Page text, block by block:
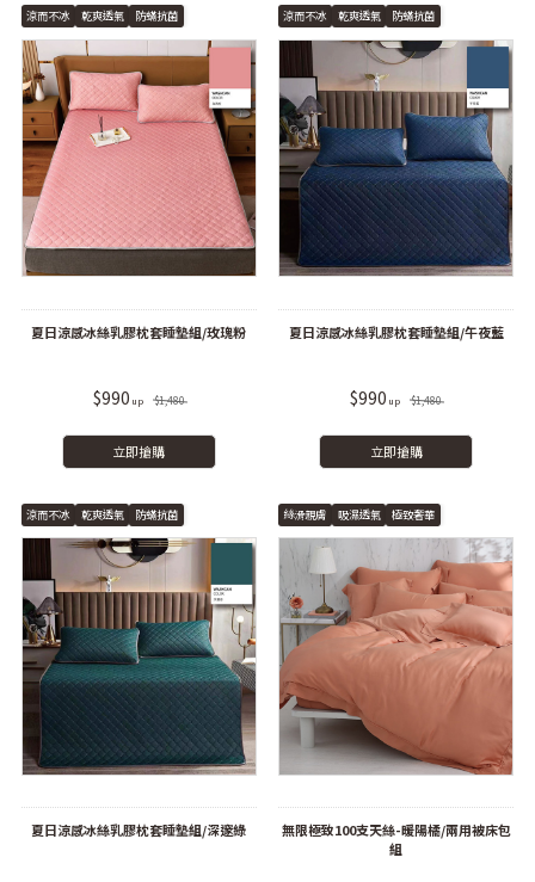
涼而不冰 乾爽透氣 防蟎抗菌
夏日涼感冰絲乳膠枕套睡墊組/玫瑰粉
$990 $1,480
立即搶購
涼而不冰 乾爽透氣 防蟎抗菌
夏日涼感冰絲乳膠枕套睡墊組/午夜藍
$990 $1,480
立即搶購
涼而不冰 乾爽透氣 防蟎抗菌
夏日涼感冰絲乳膠枕套睡墊組/深邃綠
絲滑親膚 吸濕透氣 極致奢華
無限極致100支天絲-暖陽橘/兩用被床包
組